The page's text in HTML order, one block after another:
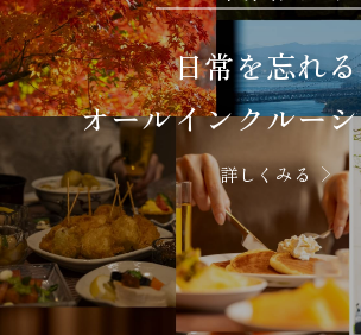
日常を忘れる
オールインクルー
詳しくみる